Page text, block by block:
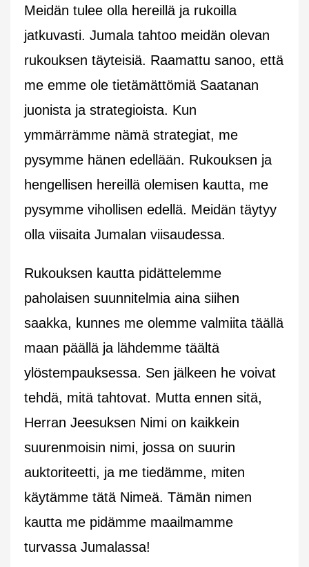
Meidän tulee olla hereillä ja rukoilla
jatkuvasti. Jumala tahtoo meidän olevan
rukouksen täyteisiä. Raamattu sanoo, että
me emme ole tietämättömiä Saatanan
juonista ja strategioista. Kun
ymmärrämme nämä strategiat, me
pysymme hänen edellään. Rukouksen ja
hengellisen hereillä olemisen kautta, me
pysymme vihollisen edellä. Meidän täytyy
olla viisaita Jumalan viisaudessa.
Rukouksen kautta pidättelemme
paholaisen suunnitelmia aina siihen
saakka, kunnes me olemme valmiita täällä
maan päällä ja lähdemme täältä
ylöstempauksessa. Sen jälkeen he voivat
tehdä, mitä tahtovat. Mutta ennen sitä,
Herran Jeesuksen Nimi on kaikkein
suurenmoisin nimi, jossa on suurin
auktoriteetti, ja me tiedämme, miten
käytämme tätä Nimeä. Tämän nimen
kautta me pidämme maailmamme
turvassa Jumalassa!